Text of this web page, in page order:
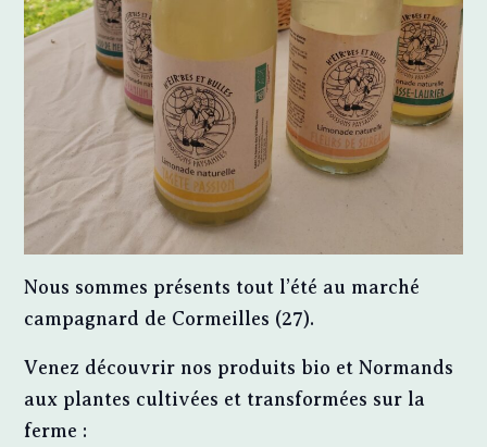
Nous sommes présents tout l’été au marché
campagnard de Cormeilles (27).
Venez découvrir nos produits bio et Normands
aux plantes cultivées et transformées sur la
ferme :